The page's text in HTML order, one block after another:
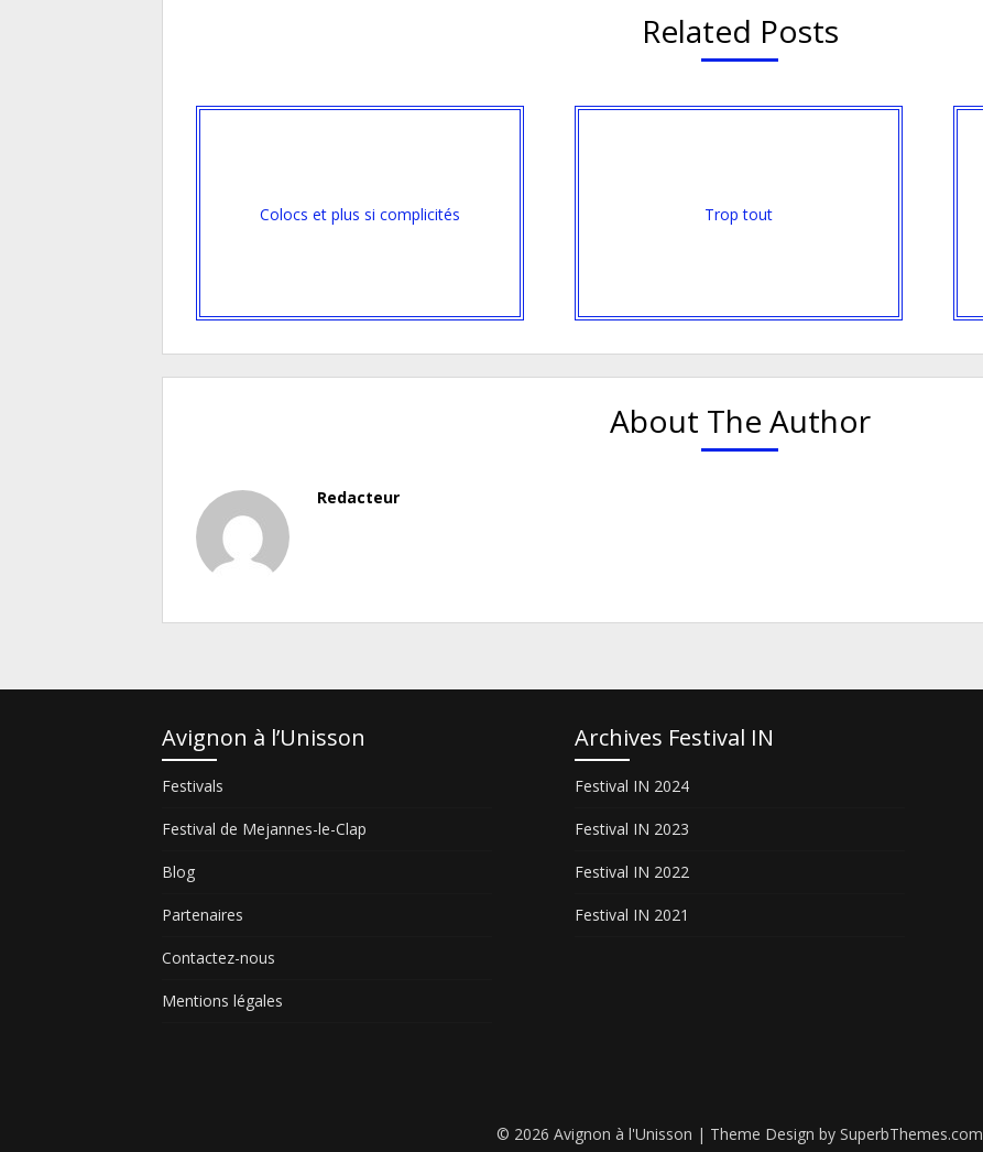
Related Posts
Colocs et plus si complicités Trop tout
About The Author
Redacteur
Avignon à l’Unisson
Festivals
Festival de Mejannes-le-Clap
Blog
Partenaires
Contactez-nous
Mentions légales
Archives Festival IN
Festival IN 2024
Festival IN 2023
Festival IN 2022
Festival IN 2021
© 2026 Avignon à l'Unisson | Theme Design by SuperbThemes.com